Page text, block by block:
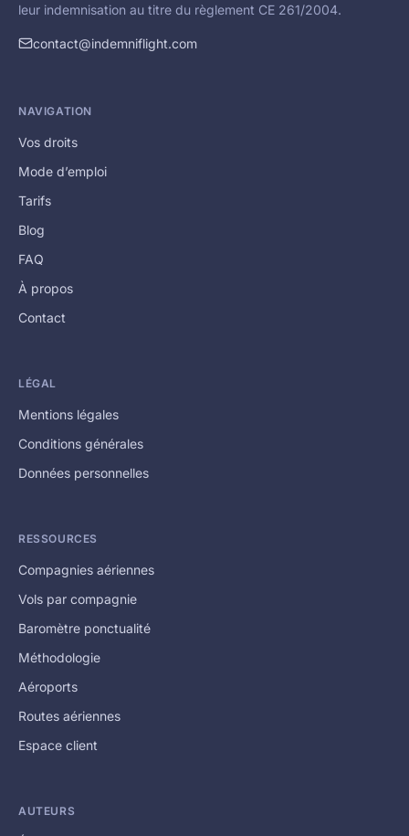
leur indemnisation au titre du règlement CE 261/2004.
contact@indemniflight.com
NAVIGATION
Vos droits
Mode d’emploi
Tarifs
Blog
FAQ
À propos
Contact
LÉGAL
Mentions légales
Conditions générales
Données personnelles
RESSOURCES
Compagnies aériennes
Vols par compagnie
Baromètre ponctualité
Méthodologie
Aéroports
Routes aériennes
Espace client
AUTEURS